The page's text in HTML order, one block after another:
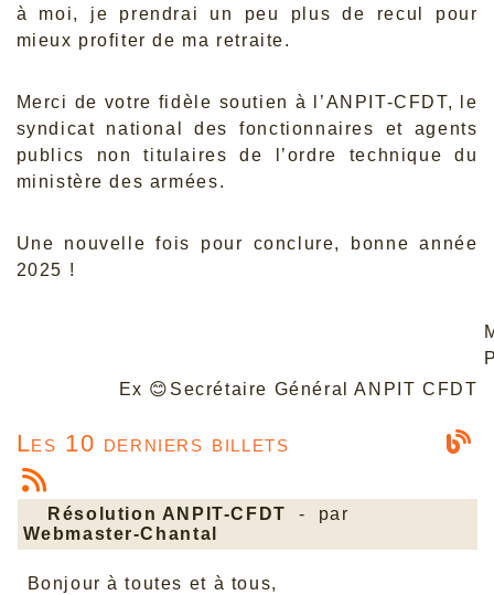
à moi, je prendrai un peu plus de recul pour
mieux profiter de ma retraite.
Merci de votre fidèle soutien à l’ANPIT-CFDT, le
syndicat national des fonctionnaires et agents
publics non titulaires de l’ordre technique du
ministère des armées.
Une nouvelle fois pour conclure, bonne année
2025 !
Ex 😊 Secrétaire Général ANPIT CFDT
Les 10 derniers billets
Résolution ANPIT-CFDT
- par
Webmaster-Chantal
Bonjour à toutes et à tous,